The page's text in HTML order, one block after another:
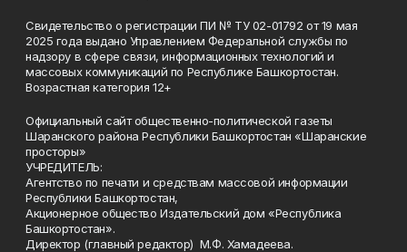
Свидетельство о регистрации ПИ № ТУ 02-01792 от 19 мая
2025 года выдано Управлением Федеральной службы по
надзору в сфере связи, информационных технологий и
массовых коммуникаций по Республике Башкортостан.
Возрастная категория 12+
Официальный сайт общественно-политической газеты
Шаранского района Республики Башкортостан «Шаранские
просторы»
УЧРЕДИТЕЛЬ:
Агентство по печати и средствам массовой информации
Республики Башкортостан,
Акционерное общество Издательский дом «Республика
Башкортостан».
Директор (главный редактор) М.Ф. Хамадеева.